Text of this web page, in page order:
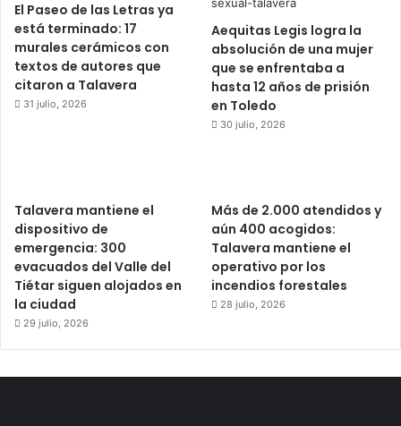
El Paseo de las Letras ya
está terminado: 17
murales cerámicos con
textos de autores que
citaron a Talavera
31 julio, 2026
Aequitas Legis logra la
absolución de una mujer
que se enfrentaba a
hasta 12 años de prisión
en Toledo
30 julio, 2026
Talavera mantiene el
dispositivo de
emergencia: 300
evacuados del Valle del
Tiétar siguen alojados en
la ciudad
29 julio, 2026
Más de 2.000 atendidos y
aún 400 acogidos:
Talavera mantiene el
operativo por los
incendios forestales
28 julio, 2026